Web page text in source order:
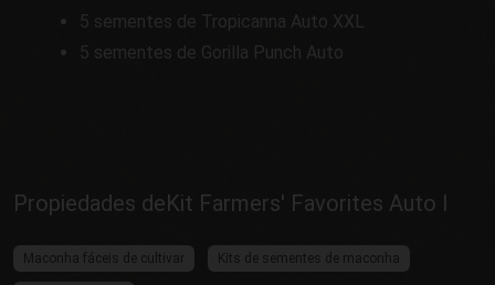
5 sementes de Tropicanna Auto XXL
5 sementes de Gorilla Punch Auto
Propiedades deKit Farmers' Favorites Auto I
Maconha fáceis de cultivar Kits de sementes de maconha